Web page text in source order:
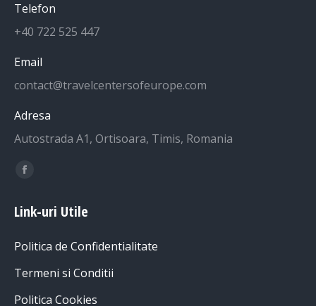
Telefon
+40 722 525 447
Email
contact@travelcentersofeurope.com
Adresa
Autostrada A1, Ortisoara, Timis, Romania
Find us on:
Facebook
opens
new
window
Link-uri Utile
Politica de Confidentialitate
Termeni si Conditii
Politica Cookies